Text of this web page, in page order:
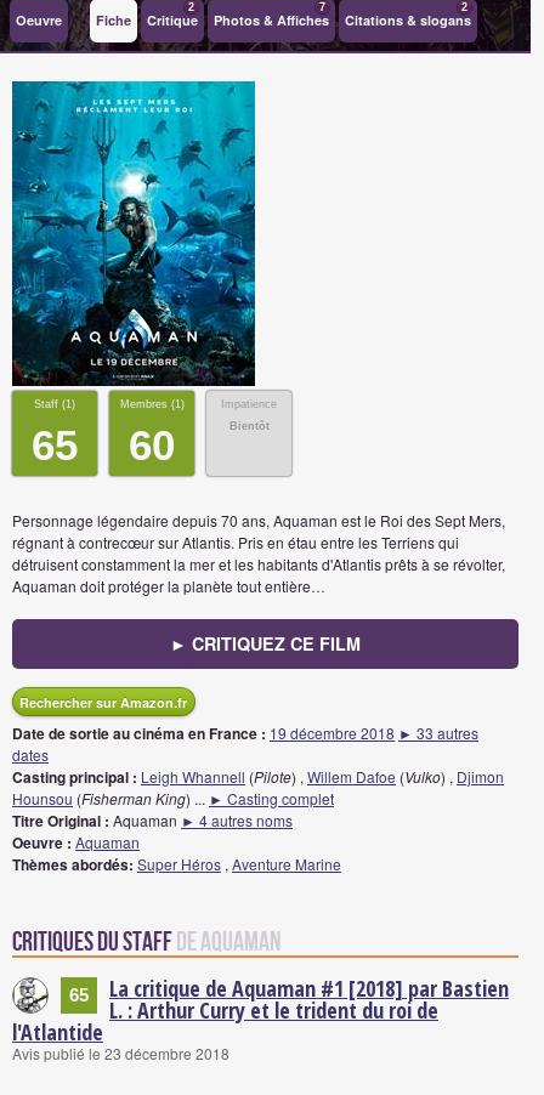
Oeuvre Fiche Critique
2
Photos & Affiches
7
Citations & slogans
2
Staff (1)
65
Membres (1)
60
Impatience
Bientôt
Personnage légendaire depuis 70 ans, Aquaman est le Roi des Sept Mers,
régnant à contrecœur sur Atlantis. Pris en étau entre les Terriens qui
détruisent constamment la mer et les habitants d'Atlantis prêts à se révolter,
Aquaman doit protéger la planète tout entière…
► CRITIQUEZ CE FILM
Rechercher sur Amazon.fr
Date de sortie au cinéma en France : 19 décembre 2018 ► 33 autres
dates
Casting principal : Leigh Whannell (Pilote) , Willem Dafoe (Vulko) , Djimon
Hounsou (Fisherman King) ... ► Casting complet
Titre Original : Aquaman ► 4 autres noms
Oeuvre : Aquaman
Thèmes abordés: Super Héros , Aventure Marine
Critiques du staffde Aquaman
65 La critique de Aquaman #1 [2018] par Bastien
L. : Arthur Curry et le trident du roi de
l'Atlantide
Avis publié le 23 décembre 2018